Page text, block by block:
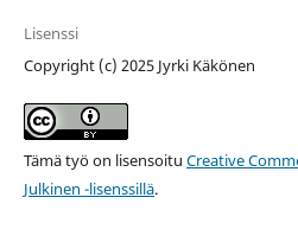
Lisenssi
Copyright (c) 2025 Jyrki Käkönen
Tämä työ on lisensoitu Creative
Julkinen -lisenssillä.